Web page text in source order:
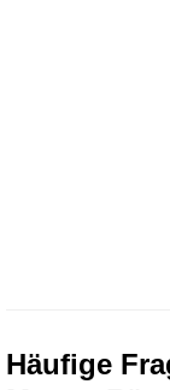
Häufige